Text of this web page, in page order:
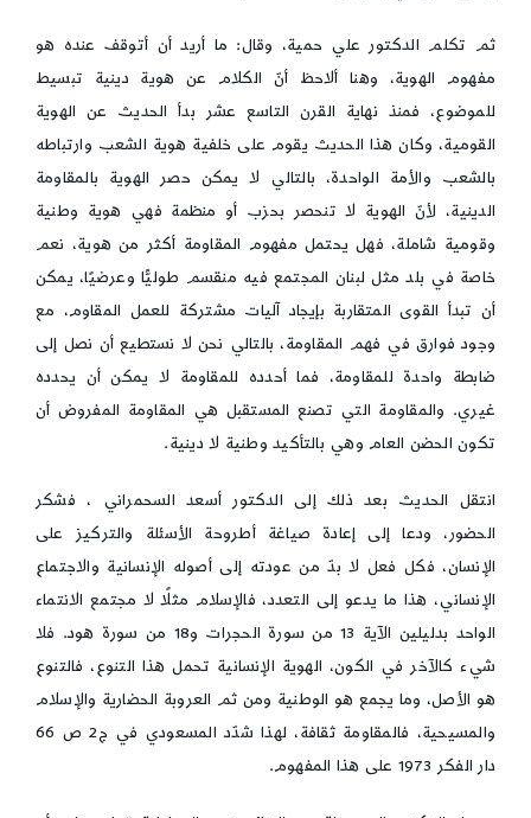
ثم تكلم الدكتور علي حمية، وقال: ما أريد أن أتوقف عنده هو
مفهوم الهوية، وهنا ألاحظ أنّ الكلام عن هوية دينية تبسيط
للموضوع، فمنذ نهاية القرن التاسع عشر بدأ الحديث عن الهوية
القومية، وكان هذا الحديث يقوم على خلفية هوية الشعب وارتباطه
بالشعب والأمة الواحدة، بالتالي لا يمكن حصر الهوية بالمقاومة
الدينية، لأنّ الهوية لا تنحصر بحزب أو منظمة فهي هوية وطنية
وقومية شاملة، فهل يحتمل مفهوم المقاومة أكثر من هوية، نعم
خاصة في بلد مثل لبنان المجتمع فيه منقسم طوليًّا وعرضيًا، يمكن
أن تبدأ القوى المتقاربة بإيجاد آليات مشتركة للعمل المقاوم، مع
وجود فوارق في فهم المقاومة، بالتالي نحن لا نستطيع أن نصل إلى
ضابطة واحدة للمقاومة، فما أحدده للمقاومة لا يمكن أن يحدده
غيري. والمقاومة التي تصنع المستقبل هي المقاومة المفروض أن
تكون الحضن العام وهي بالتأكيد وطنية لا دينية.
انتقل الحديث بعد ذلك إلى الدكتور أسعد السحمراني ، فشكر
الحضور، ودعا إلى إعادة صياغة أطروحة الأسئلة والتركيز على
الإنسان، فكل فعل لا بدّ من عودته إلى أصوله الإنسانية والاجتماع
الإنساني، هذا ما يدعو إلى التعدد، فالإسلام مثلًا لا مجتمع الانتماء
الواحد بدليلين الآية 13 من سورة الحجرات و18 من سورة هود. فلا
شيء كالآخر في الكون، الهوية الإنسانية تحمل هذا التنوع، فالتنوع
هو الأصل، وما يجمع هو الوطنية ومن ثم العروبة الحضارية والإسلام
والمسيحية، فالمقاومة ثقافة، لهذا شدّد المسعودي في ج2 ص 66
دار الفكر 1973 على هذا المفهوم.